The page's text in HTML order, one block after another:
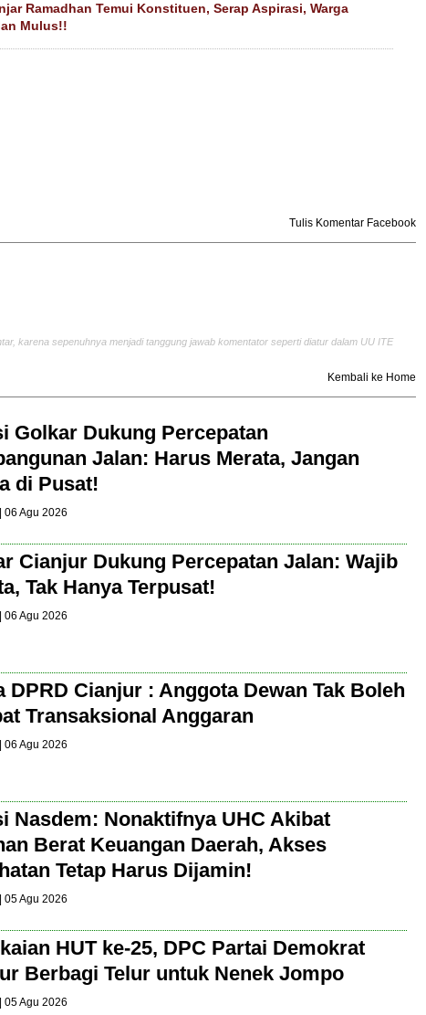
Ramadhan Temui Konstituen, Serap Aspirasi, Warga
Mulus!!
Tulis Komentar Facebook
karena sepenuhnya menjadi tanggung jawab komentator seperti diatur dalam UU ITE
Kembali ke Home
Golkar Dukung Percepatan
Jalan: Harus Merata, Jangan
di Pusat!
| 06 Agu 2026
Cianjur Dukung Percepatan Jalan: Wajib
Tak Hanya Terpusat!
| 06 Agu 2026
DPRD Cianjur : Anggota Dewan Tak Boleh
Transaksional Anggaran
| 06 Agu 2026
Nasdem: Nonaktifnya UHC Akibat
Berat Keuangan Daerah, Akses
Tetap Harus Dijamin!
| 05 Agu 2026
HUT ke-25, DPC Partai Demokrat
Berbagi Telur untuk Nenek Jompo
| 05 Agu 2026